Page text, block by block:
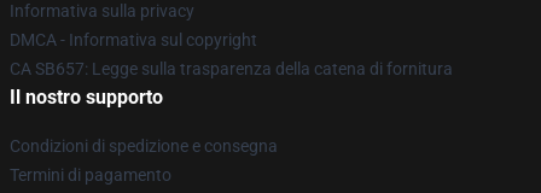
Informativa sulla privacy
DMCA - Informativa sul copyright
CA SB657: Legge sulla trasparenza della catena di fornitura
Il nostro supporto
Condizioni di spedizione e consegna
Termini di pagamento